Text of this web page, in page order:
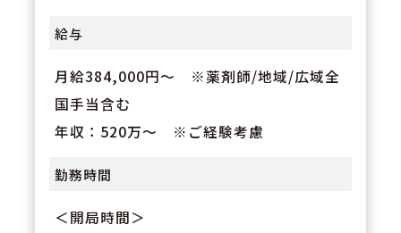
給与
月給384,000円～ ※薬剤師/地域/広域全
国手当含む
年収：520万～ ※ご経験考慮
勤務時間
＜開局時間＞